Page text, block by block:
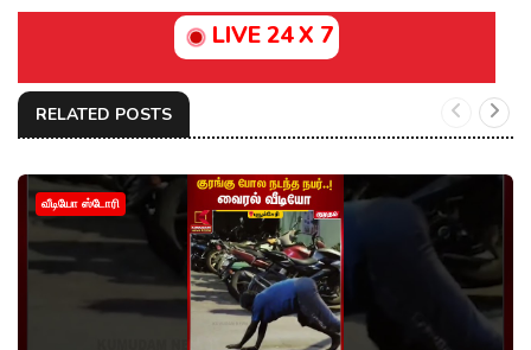
LIVE 24 X 7
RELATED POSTS
வீடியோ ஸ்டோரி